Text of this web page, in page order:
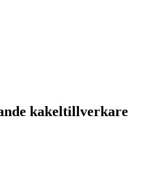
kakeltillverkare